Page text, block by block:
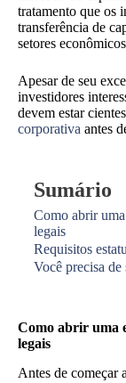
tratamento que os
transferência de
setores
Apesar de seu
investidores
devem estar
corporativa antes
Sumário
Como abrir
legais
Requisitos
Você precisa
Como abrir uma
legais
Antes de começar